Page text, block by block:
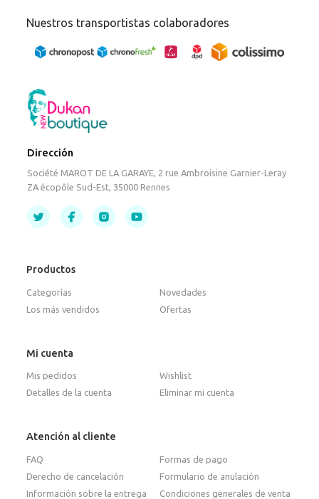
Nuestros transportistas colaboradores
Dirección
Société MAROT DE LA GARAYE, 2 rue Ambroisine Garnier-Leray
ZA écopôle Sud-Est, 35000 Rennes
Productos
Categorías
Novedades
Los más vendidos
Ofertas
Mi cuenta
Mis pedidos
Wishlist
Detalles de la cuenta
Eliminar mi cuenta
Atención al cliente
FAQ
Formas de pago
Derecho de cancelación
Formulario de anulación
Información sobre la entrega
Condiciones generales de venta